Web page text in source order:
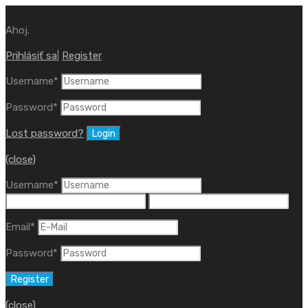
Ahoj.
Prihlásiť sa Register
Username*
Password*
Lost password?
(close)
Username*
Email*
Password*
(close)